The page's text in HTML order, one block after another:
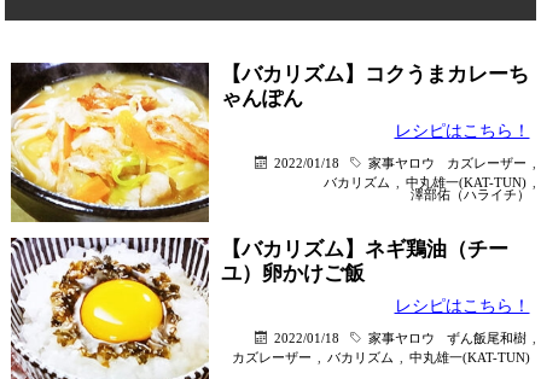
【バカリズム】コクうまカレーち
ゃんぽん
レシピはこちら！
2022/01/18 家事ヤロウ カズレーザー
バカリズム
中丸雄一(KAT-TUN)
澤部佑（ハライチ）
【バカリズム】ネギ鶏油（チー
ユ）卵かけご飯
レシピはこちら！
2022/01/18 家事ヤロウ ずん飯尾和樹
カズレーザー
バカリズム 中丸雄一(KAT-TUN)